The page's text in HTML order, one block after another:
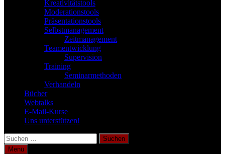
Kreativitätstools
Moderationstools
Präsentationstools
Selbstmanagement
Zeitmanagement
Teamentwicklung
Supervision
Training
Seminarmethoden
Verhandeln
Bücher
Webtalks
E-Mail-Kurse
Uns unterstützen!
Suchen
nach:
Menü